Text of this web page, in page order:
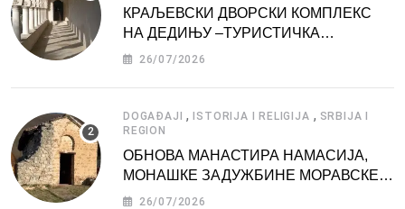
КРАЉЕВСКИ ДВОРСКИ КОМПЛЕКС
НА ДЕДИЊУ –ТУРИСТИЧКА
АТРАКЦИЈА
26/07/2026
DOGAĐAJI , ISTORIJA I RELIGIJA , SRBIJA I
REGION
ОБНОВА МАНАСТИРА НАМАСИЈА,
МОНАШКЕ ЗАДУЖБИНЕ МОРАВСКЕ
СРБИЈЕ
26/07/2026